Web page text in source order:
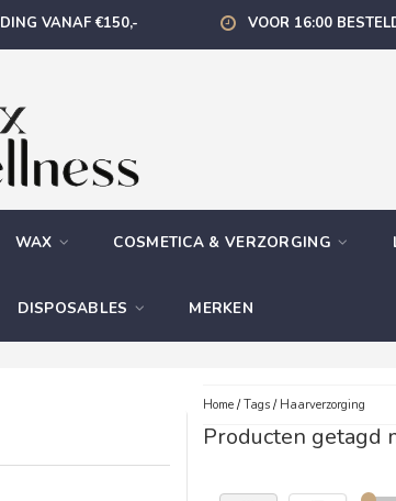
VANAF €150,- VOOR 16:00
WAX COSMETICA & VERZORGING
DISPOSABLES MERKEN
Home/Tags/ Haarverzorging
Producten getagd